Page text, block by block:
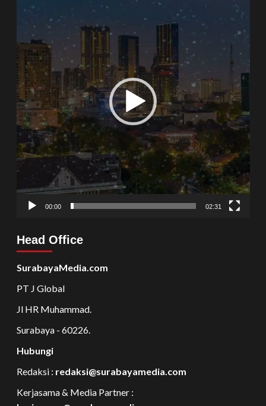
Player
00:00 02:31
Head Office
SurabayaMedia.com
PT J Global
Jl HR Muhammad.
Surabaya - 60226.
Hubungi
Redaksi : redaksi@surabayamedia.com
Kerjasama & Media Partner :